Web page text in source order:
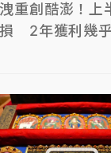
重創酷澎！上
2年獲利幾